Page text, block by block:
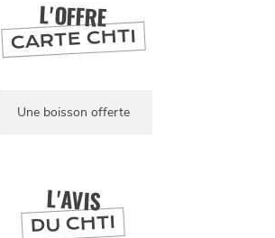
L'AVIS
DU CHTI
L'OFFRE
CARTE CHTI
Une boisson offerte
DEPUIS 1973